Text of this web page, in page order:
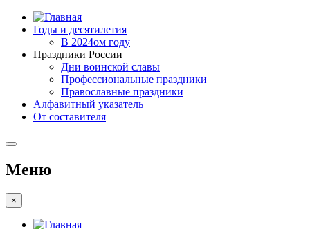
Годы и десятилетия
В 2024ом году
Праздники России
Дни воинской славы
Профессиональные праздники
Православные праздники
Алфавитный указатель
От составителя
Меню
×